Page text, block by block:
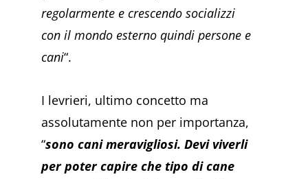
regolarmente e crescendo socializzi
con il mondo esterno quindi persone e
cani“.
I levrieri, ultimo concetto ma
assolutamente non per importanza,
“sono cani meravigliosi. Devi viverli
per poter capire che tipo di cane